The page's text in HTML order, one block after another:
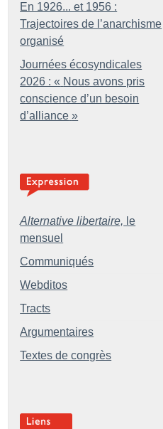
En 1926... et 1956 :
Trajectoires de l’anarchisme
organisé
Journées écosyndicales
2026 : « Nous avons pris
conscience d’un besoin
d’alliance »
Alternative libertaire, le
mensuel
Communiqués
Webditos
Tracts
Argumentaires
Textes de congrès